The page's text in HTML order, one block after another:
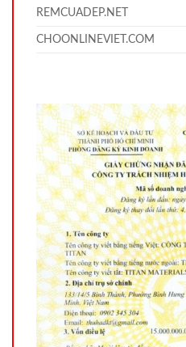
REMCUADEP.NET
CHOONLINEVIET.COM